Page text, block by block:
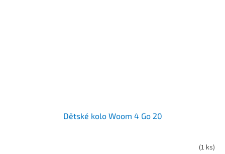
Dětské kolo Woom 4 Go 20
(1 ks)